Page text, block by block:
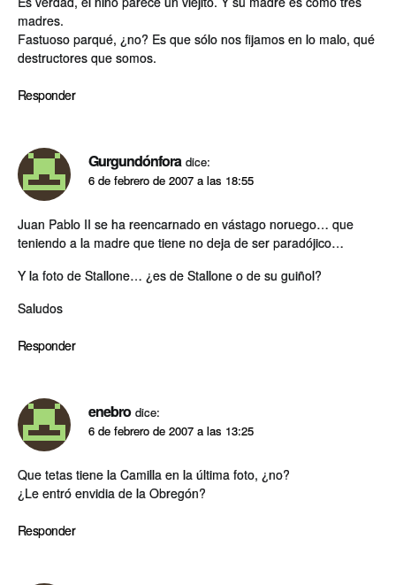
madres.
Fastuoso parqué, ¿no? Es que sólo nos fijamos en lo malo, qué
destructores que somos.
Responder
Gurgundónfora dice:
6 de febrero de 2007 a las 18:55
Juan Pablo II se ha reencarnado en vástago noruego… que
teniendo a la madre que tiene no deja de ser paradójico…
Y la foto de Stallone… ¿es de Stallone o de su guiñol?
Saludos
Responder
enebro dice:
6 de febrero de 2007 a las 13:25
Que tetas tiene la Camilla en la última foto, ¿no?
¿Le entró envidia de la Obregón?
Responder